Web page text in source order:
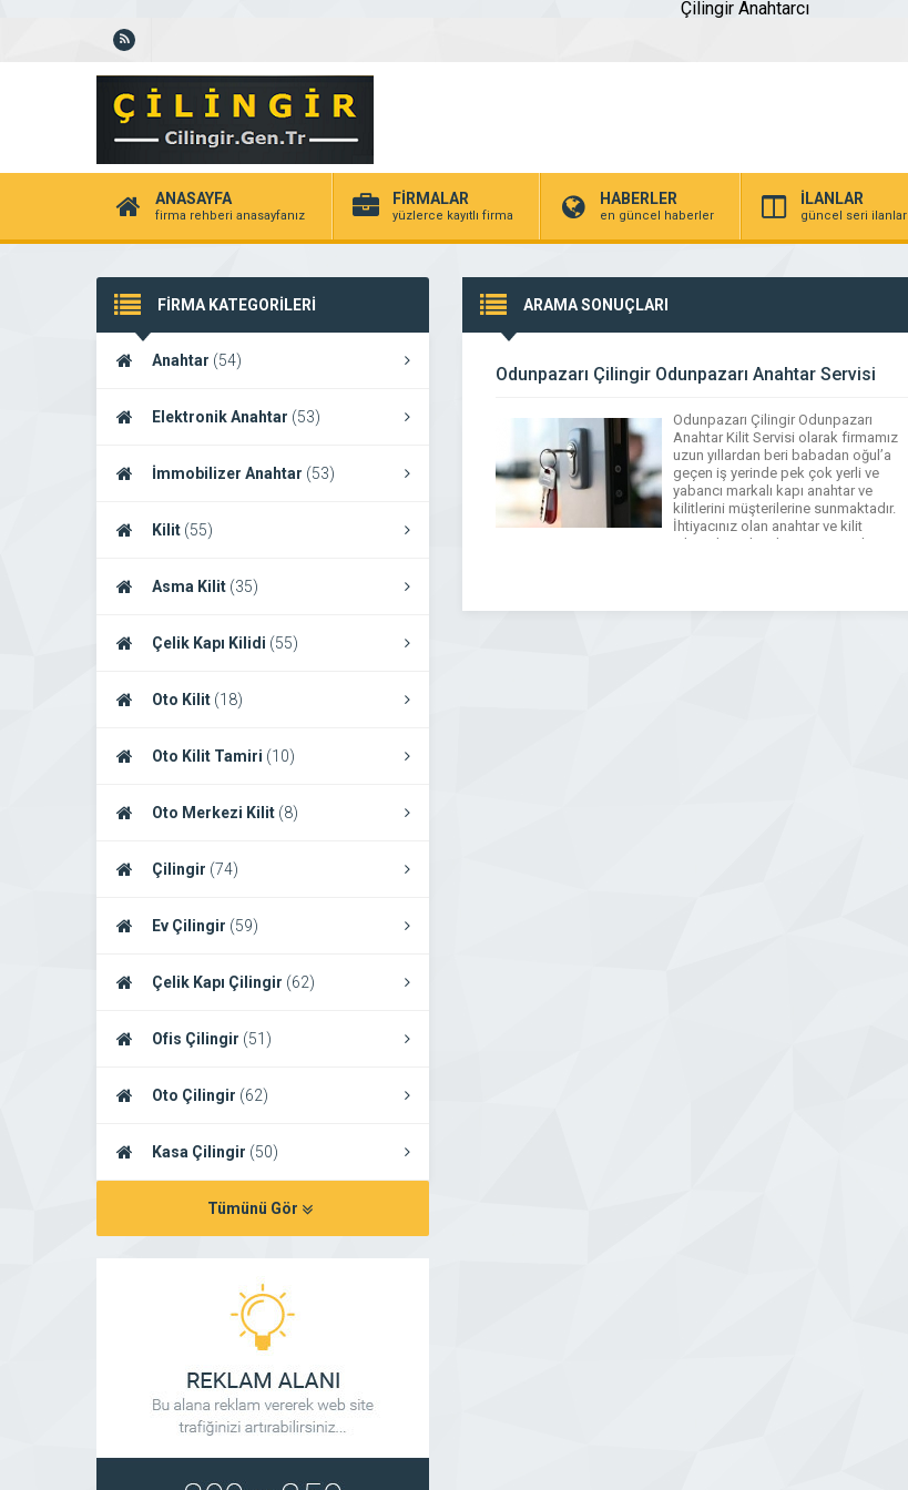
Çilingir Anahtarcı
ANASAYFA
firma rehberi anasayfanız
FİRMALAR
yüzlerce kayıtlı firma
HABERLER
en güncel haberler
İLANLAR
güncel seri ilanlar
FİRMA KATEGORİLERİ
Anahtar (54)
Elektronik Anahtar (53)
İmmobilizer Anahtar (53)
Kilit (55)
Asma Kilit (35)
Çelik Kapı Kilidi (55)
Oto Kilit (18)
Oto Kilit Tamiri (10)
Oto Merkezi Kilit (8)
Çilingir (74)
Ev Çilingir (59)
Çelik Kapı Çilingir (62)
Ofis Çilingir (51)
Oto Çilingir (62)
Kasa Çilingir (50)
Tümünü Gör
ARAMA SONUÇLARI
Odunpazarı Çilingir Odunpazarı Anahtar Servisi
Odunpazarı Çilingir Odunpazarı
Anahtar Kilit Servisi olarak firmamız
uzun yıllardan beri babadan oğul’a
geçen iş yerinde pek çok yerli ve
yabancı markalı kapı anahtar ve
kilitlerini müşterilerine sunmaktadır.
İhtiyacınız olan anahtar ve kilit
işlerinde sizlere hizmet vermek için
hizmetinizdedir. Ev oto kasa […]